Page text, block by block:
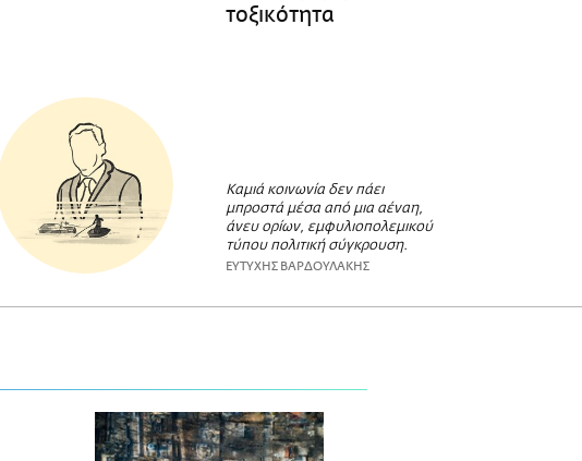
τοξικότητα
Καμιά κοινωνία δεν πάει
μπροστά μέσα από μια αέναη,
άνευ ορίων, εμφυλιοπολεμικού
τύπου πολιτική σύγκρουση.
ΕΥΤΥΧΗΣ ΒΑΡΔΟΥΛΑΚΗΣ